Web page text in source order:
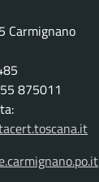
Carmignano
875011